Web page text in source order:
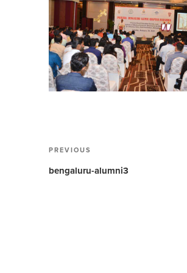
Post
Previous
Post
PREVIOUS
bengaluru-alumni3